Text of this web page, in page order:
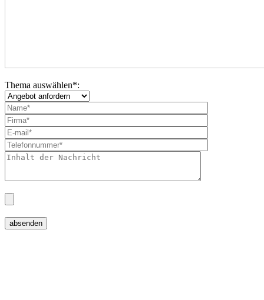
Thema auswählen*: